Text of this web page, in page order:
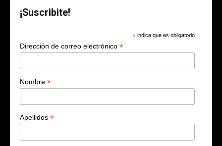
¡Suscribite!
* indica que es obligatorio
Dirección de correo electrónico *
Nombre *
Apellidos *